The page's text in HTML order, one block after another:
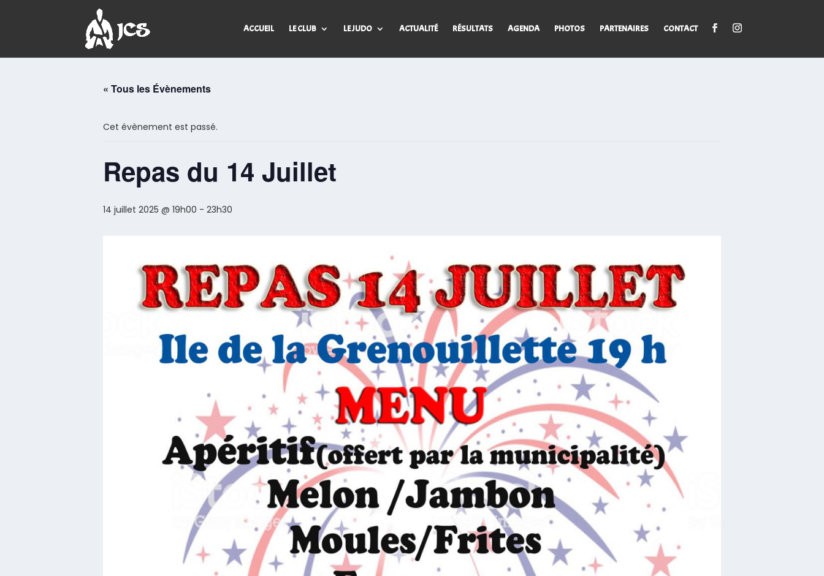
ACCUEIL LE CLUB LE JUDO ACTUALITÉ RÉSULTATS AGENDA PHOTOS PARTENAIRES CONTACT
« Tous les Évènements
Cet évènement est passé.
Repas du 14 Juillet
14 juillet 2025 @ 19h00 - 23h30